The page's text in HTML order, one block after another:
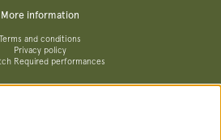
More information
Terms and conditions
Privacy policy
Required performances